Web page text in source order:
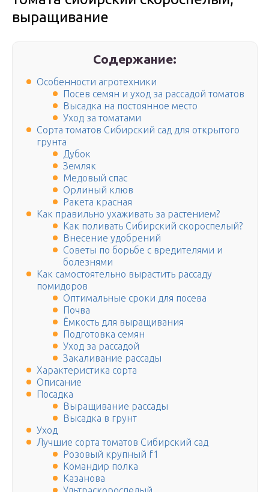
выращивание
Содержание:
Особенности агротехники
Посев семян и уход за рассадой томатов
Высадка на постоянное место
Уход за томатами
Сорта томатов Сибирский сад для открытого
грунта
Дубок
Земляк
Медовый спас
Орлиный клюв
Ракета красная
Как правильно ухаживать за растением?
Как поливать Сибирский скороспелый?
Внесение удобрений
Советы по борьбе с вредителями и
болезнями
Как самостоятельно вырастить рассаду
помидоров
Оптимальные сроки для посева
Почва
Ёмкость для выращивания
Подготовка семян
Уход за рассадой
Закаливание рассады
Характеристика сорта
Описание
Посадка
Выращивание рассады
Высадка в грунт
Уход
Лучшие сорта томатов Сибирский сад
Розовый крупный f1
Командир полка
Казанова